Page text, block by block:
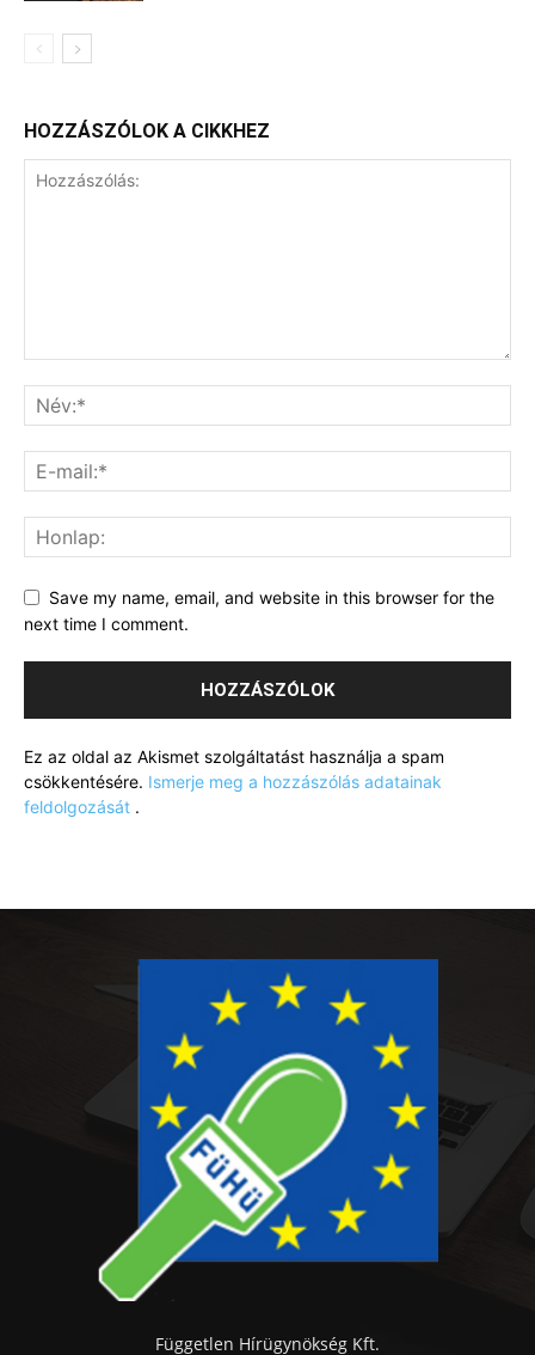
HOZZÁSZÓLOK A CIKKHEZ
Save my name, email, and website in this browser for the
next time I comment.
Ez az oldal az Akismet szolgáltatást használja a spam
csökkentésére. Ismerje meg a hozzászólás adatainak
feldolgozását .
Független Hírügynökség Kft.